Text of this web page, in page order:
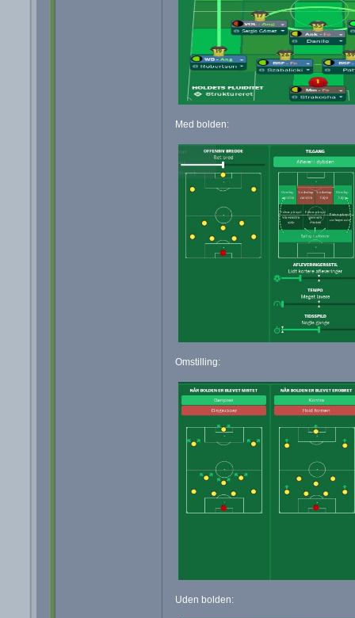
Med bolden:
Omstilling:
Uden bolden: